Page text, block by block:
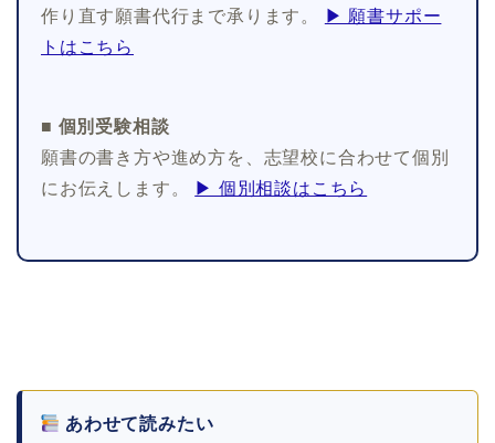
作り直す願書代行まで承ります。
▶ 願書サポー
トはこちら
■ 個別受験相談
願書の書き方や進め方を、志望校に合わせて個別
にお伝えします。
▶ 個別相談はこちら
あわせて読みたい